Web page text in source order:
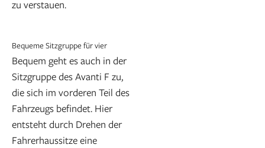
zu verstauen.
Bequeme Sitzgruppe für vier
Bequem geht es auch in der
Sitzgruppe des Avanti F zu,
die sich im vorderen Teil des
Fahrzeugs befindet. Hier
entsteht durch Drehen der
Fahrerhaussitze eine